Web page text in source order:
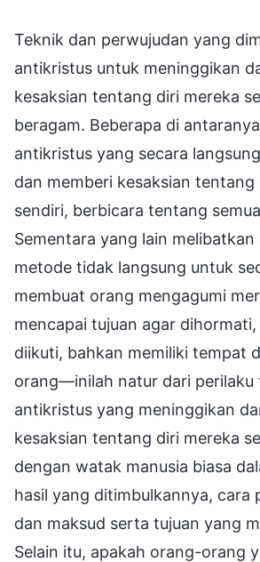
Teknik dan perwujudan yang
antikristus untuk meninggikan
kesaksian tentang diri mereka
beragam. Beberapa di
antikristus yang secara
dan memberi kesaksian tentang
sendiri, berbicara tentang
Sementara yang lain
metode tidak langsung untuk
membuat orang mengagumi
mencapai tujuan agar dihormati,
diikuti, bahkan memiliki tempat
orang—inilah natur dari perilaku
antikristus yang meninggikan
kesaksian tentang diri mereka
dengan watak manusia biasa
hasil yang ditimbulkannya, cara
dan maksud serta tujuan yang
Selain itu, apakah orang-orang